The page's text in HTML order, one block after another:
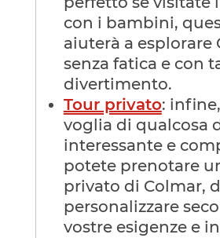
con i bambini,
aiuterà a esplorare
senza fatica e con
divertimento.
Tour privato:
voglia di qualcosa
interessante e
potete prenotare
privato di Colmar,
personalizzare
vostre esigenze e